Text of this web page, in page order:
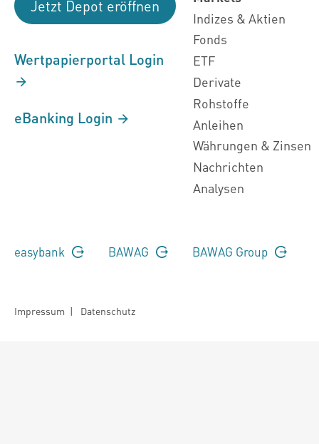
Jetzt Depot eröffnen
Wertpapierportal Login
eBanking Login
Indizes & Aktien
Fonds
ETF
Derivate
Rohstoffe
Anleihen
Währungen & Zinsen
Nachrichten
Analysen
easybank BAWAG BAWAG Group
Impressum | Datenschutz